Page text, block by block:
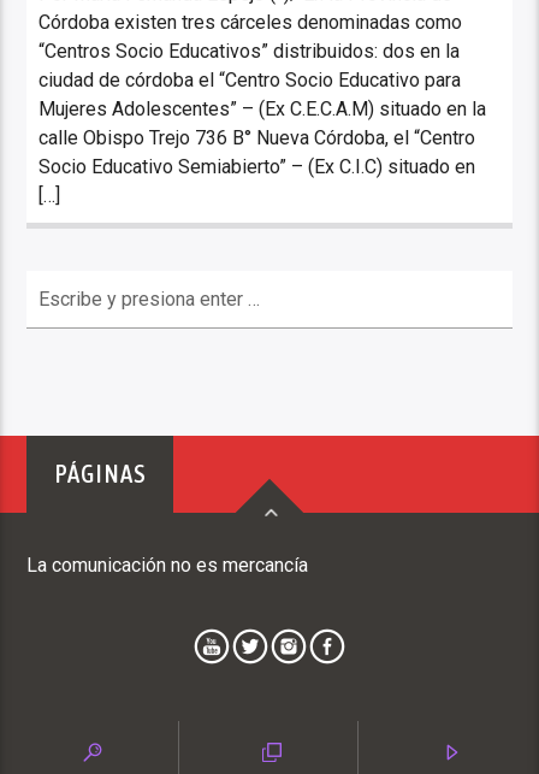
Córdoba existen tres cárceles denominadas como
“Centros Socio Educativos” distribuidos: dos en la
ciudad de córdoba el “Centro Socio Educativo para
Mujeres Adolescentes” – (Ex C.E.C.A.M) situado en la
calle Obispo Trejo 736 B° Nueva Córdoba, el “Centro
Socio Educativo Semiabierto” – (Ex C.I.C) situado en
[…]
PÁGINAS
La comunicación no es mercancía